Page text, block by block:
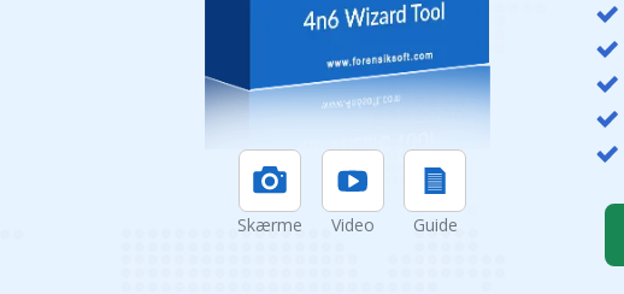
Skærme Video Guide